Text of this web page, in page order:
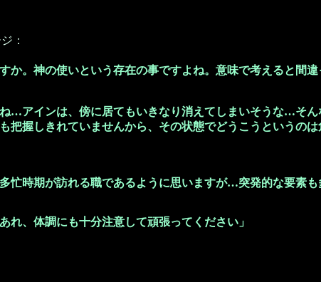
：
か。神の使いという存在の事ですよね。意味で考えると間
…アインは、傍に居てもいきなり消えてしまいそうな…そ
把握しきれていませんから、その状態でどうこうというの
忙時期が訪れる職であるように思いますが…突発的な要素
れ、体調にも十分注意して頑張ってください」